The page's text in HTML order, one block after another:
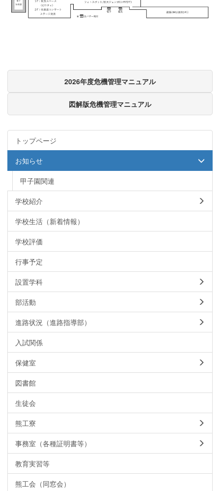
2026年度危機管理マニュアル
図解版危機管理マニュアル
トップページ
お知らせ
甲子園関連
学校紹介
学校生活（新着情報）
学校評価
行事予定
設置学科
部活動
進路状況（進路指導部）
入試関係
保健室
図書館
生徒会
熊工寮
事務室（各種証明書等）
教育実習等
熊工会（同窓会）